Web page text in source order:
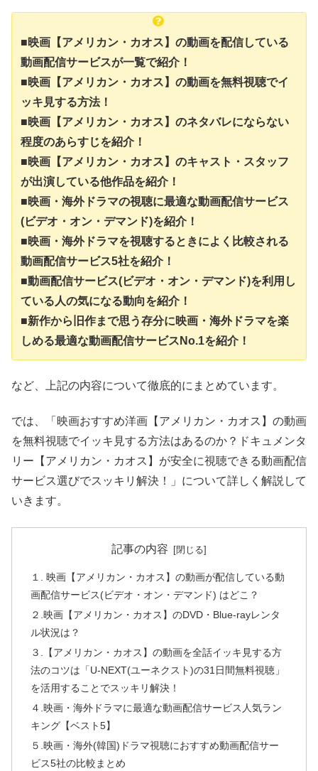
■映画【アメリカン・カオス】の動画を配信している
動画配信サービスが一覧で紹介！
■映画【アメリカン・カオス】の動画を無料視聴でイ
ッキ見する方法！
■映画【アメリカン・カオス】のネタバレにならない
程度のあらすじを紹介！
■映画【アメリカン・カオス】のキャスト・スタッフ
が出演している他作品を紹介！
■映画・海外ドラマの視聴に最適な動画配信サービス
(ビデオ・オン・デマンド)を紹介！
■映画・海外ドラマを視聴するときによく比較される
動画配信サービス5社を紹介！
■動画配信サービス(ビデオ・オン・デマンド)を利用し
ている人の気になる動向を紹介！
■新作から旧作まで思う存分に映画・海外ドラマを楽
しめる最適な動画配信サービスNo.1を紹介！
など、上記の内容について徹底的にまとめています。
では、「映画おすすめ洋画【アメリカン・カオス】の動画
を無料視聴でイッキ見する方法はあるのか？ドキュメンタ
リー【アメリカン・カオス】が安全に視聴できる動画配信
サービス選びでスッキリ解決！」について詳しく解説して
いきます。
記事の内容
１. 映画【アメリカン・カオス】の動画が配信している動
画配信サービス(ビデオ・オン・デマンド) はどこ？
２.映画【アメリカン・カオス】のDVD・Blue-rayレンタ
ル状況は？
３.【アメリカン・カオス】の動画を全話イッキ見する方
法のコツは「U-NEXT(ユーネクスト)の31日間無料視聴」
を活用することでスッキリ解決！
４.映画・海外ドラマに最適な動画配信サービス人気ラン
キング【ベスト5】
５.映画・海外(韓国)ドラマ視聴におすすめ動画配信サー
ビス5社の比較まとめ